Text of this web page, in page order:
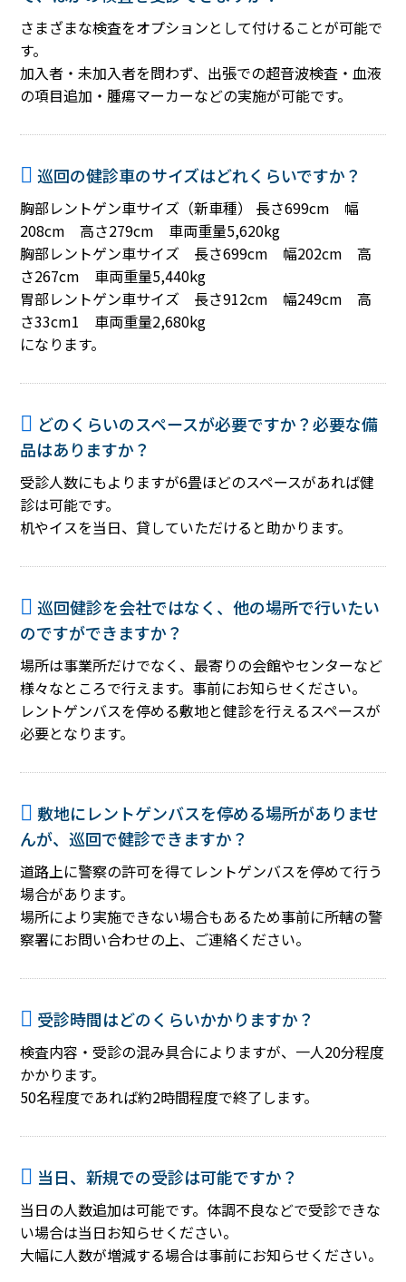
さまざまな検査をオプションとして付けることが可能で
す。
加入者・未加入者を問わず、出張での超音波検査・血液
の項目追加・腫瘍マーカーなどの実施が可能です。
巡回の健診車のサイズはどれくらいですか？
胸部レントゲン車サイズ（新車種） 長さ699cm 幅
208cm 高さ279cm 車両重量5,620kg
胸部レントゲン車サイズ 長さ699cm 幅202cm 高
さ267cm 車両重量5,440kg
胃部レントゲン車サイズ 長さ912cm 幅249cm 高
さ33cm1 車両重量2,680kg
になります。
どのくらいのスペースが必要ですか？必要な備
品はありますか？
受診人数にもよりますが6畳ほどのスペースがあれば健
診は可能です。
机やイスを当日、貸していただけると助かります。
巡回健診を会社ではなく、他の場所で行いたい
のですができますか？
場所は事業所だけでなく、最寄りの会館やセンターなど
様々なところで行えます。事前にお知らせください。
レントゲンバスを停める敷地と健診を行えるスペースが
必要となります。
敷地にレントゲンバスを停める場所がありませ
んが、巡回で健診できますか？
道路上に警察の許可を得てレントゲンバスを停めて行う
場合があります。
場所により実施できない場合もあるため事前に所轄の警
察署にお問い合わせの上、ご連絡ください。
受診時間はどのくらいかかりますか？
検査内容・受診の混み具合によりますが、一人20分程度
かかります。
50名程度であれば約2時間程度で終了します。
当日、新規での受診は可能ですか？
当日の人数追加は可能です。体調不良などで受診できな
い場合は当日お知らせください。
大幅に人数が増減する場合は事前にお知らせください。